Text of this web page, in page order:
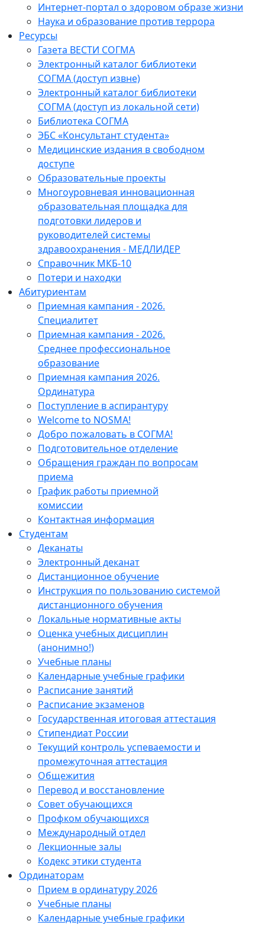
Интернет-портал о здоровом образе жизни
Наука и образование против террора
Ресурсы
Газета ВЕСТИ СОГМА
Электронный каталог библиотеки
СОГМА (доступ извне)
Электронный каталог библиотеки
СОГМА (доступ из локальной сети)
Библиотека СОГМА
ЭБС «Консультант студента»
Медицинские издания в свободном
доступе
Образовательные проекты
Многоуровневая инновационная
образовательная площадка для
подготовки лидеров и
руководителей системы
здравоохранения - МЕДЛИДЕР
Справочник МКБ-10
Потери и находки
Абитуриентам
Приемная кампания - 2026.
Специалитет
Приемная кампания - 2026.
Среднее профессиональное
образование
Приемная кампания 2026.
Ординатура
Поступление в аспирантуру
Welcome to NOSMA!
Добро пожаловать в СОГМА!
Подготовительное отделение
Обращения граждан по вопросам
приема
График работы приемной
комиссии
Контактная информация
Студентам
Деканаты
Электронный деканат
Дистанционное обучение
Инструкция по пользованию системой
дистанционного обучения
Локальные нормативные акты
Оценка учебных дисциплин
(анонимно!)
Учебные планы
Календарные учебные графики
Расписание занятий
Расписание экзаменов
Государственная итоговая аттестация
Стипендиат России
Текущий контроль успеваемости и
промежуточная аттестация
Общежития
Перевод и восстановление
Совет обучающихся
Профком обучающихся
Международный отдел
Лекционные залы
Кодекс этики студента
Ординаторам
Прием в ординатуру 2026
Учебные планы
Календарные учебные графики